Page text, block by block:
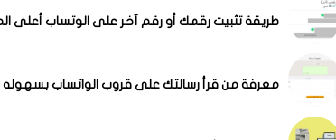
طريقة تثبيت رقمك أو رقم آخر على الوتساب أعلى
معرفة من قرأ رسالتك على قروب الواتساب بسهوله